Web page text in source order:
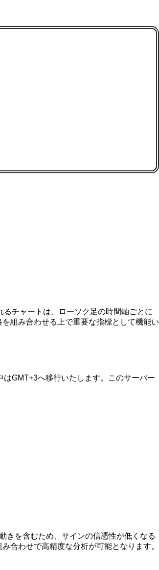
チャートは、ローソク足の時間軸ごとに
組み合わせる上で重要な指標として機能い
GMT+3へ移行いたします。このサーバー
きを含むため、サインの信憑性が低くなる
合わせで高精度な分析が可能となります。